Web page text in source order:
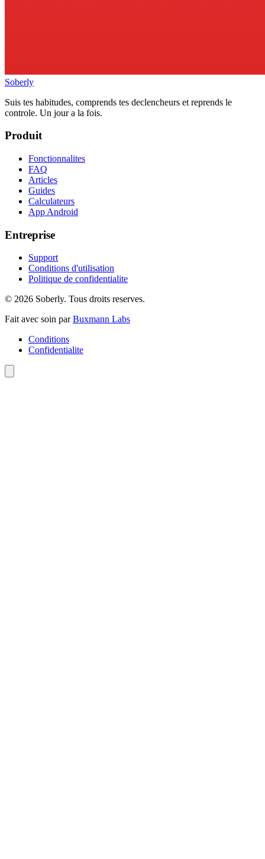
Soberly
Suis tes habitudes, comprends tes declencheurs et reprends le
controle. Un jour a la fois.
Produit
Fonctionnalites
FAQ
Articles
Guides
Calculateurs
App Android
Entreprise
Support
Conditions d'utilisation
Politique de confidentialite
© 2026 Soberly. Tous droits reserves.
Fait avec soin parBuxmann Labs
Conditions
Confidentialite